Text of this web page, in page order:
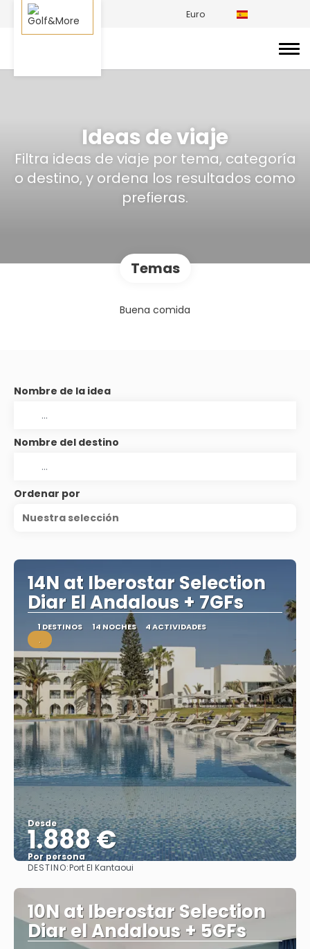
Euro
Ideas de viaje
Filtra ideas de viaje por tema, categoría
o destino, y ordena los resultados como
prefieras.
Temas
Buena comida
Nombre de la idea
Nombre del destino
Ordenar por
Nuestra selección
14N at Iberostar Selection
Diar El Andalous + 7GFs
1 DESTINOS 14 NOCHES 4 ACTIVIDADES
.
Desde
1.888 €
Por persona
DESTINO:Port El Kantaoui
10N at Iberostar Selection
Diar el Andalous + 5GFs